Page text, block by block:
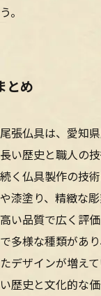
う。
とめ
尾張仏具は、愛知
長い歴史と職人の
続く仏具製作の技
や漆塗り、精緻な
高い品質で広く評
で多様な種類があ
たデザインが増え
い歴史と文化的な